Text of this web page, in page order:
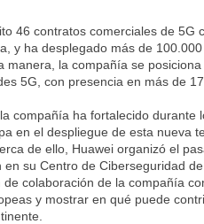
46 contratos comerciales de 5G
y ha desplegado más de
manera, la compañía se
5G, con presencia en más de
compañía ha fortalecido durante
en el despliegue de esta nueva
de ello, Huawei organizó el
en su Centro de Ciberseguridad
de colaboración de la compañía
y mostrar en qué puede